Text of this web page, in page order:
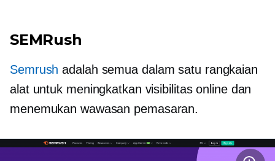
SEMRush
Semrush adalah semua dalam satu rangkaian
alat untuk meningkatkan visibilitas online dan
menemukan wawasan pemasaran.